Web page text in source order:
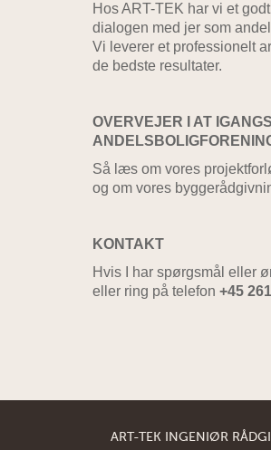
Hos ART-TEK har vi et
dialogen med jer som
Vi leverer et professionelt
de bedste resultater.
OVERVEJER I AT
Så læs om vores
og om vores
KONTAKT
Hvis I har spørgsmål eller
eller ring på telefon +45
ART-TEK INGENIØR